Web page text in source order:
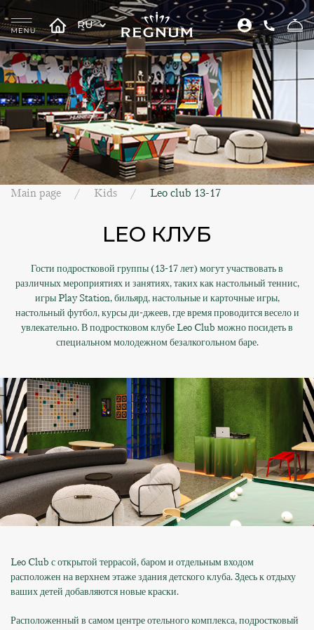
RU
Main page Kids Leo club 13-17
LEO КЛУБ
Гости подростковой группы (13-17 лет) могут участвовать в
различных мероприятиях и занятиях, таких как настольный теннис,
игры Play Station, бильярд, настольные и карточные игры,
настольный футбол, курсы ди-джеев, где время проводится весело и
увлекательно. В подростковом клубе Leo Club можно посидеть в
специальном молодежном безалкогольном баре.
Leo Club с открытой террасой, баром и отдельным входом
расположен на верхнем этаже здания детского клуба. 3десь к отдыху
ваших детей добавляются новые краски.
Расположенный в самом центре отельного комплекса, подростковый